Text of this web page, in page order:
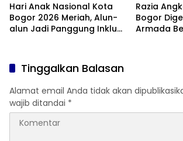
Hari Anak Nasional Kota
Bogor 2026 Meriah, Alun-
alun Jadi Panggung Inklusi
Razia
Bogor
Armada
Tinggalkan Balasan
Alamat email Anda tidak akan
wajib ditandai *